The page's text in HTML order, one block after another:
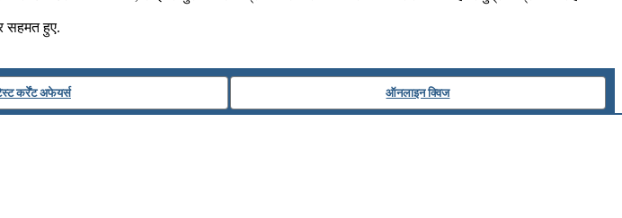
सहमत हुए.
कर्रेंट अफेयर्स ऑनलाइन क्विज